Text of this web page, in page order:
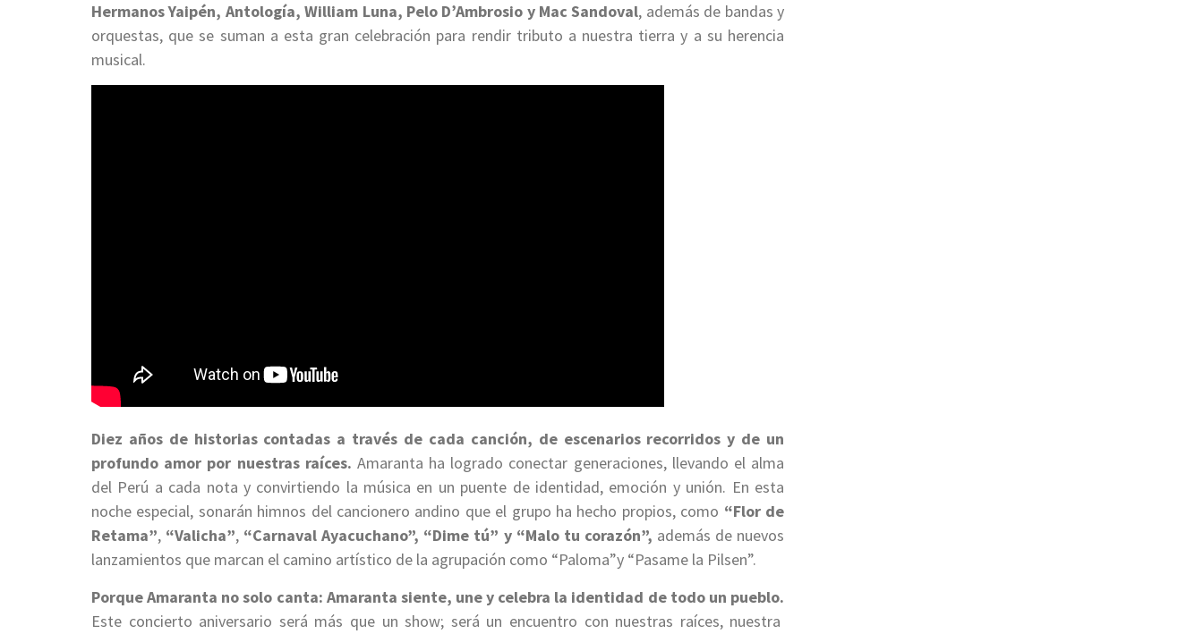
Hermanos Yaipén, Antología, William Luna, Pelo D’Ambrosio y Mac Sandoval, además de bandas y
orquestas, que se suman a esta gran celebración para rendir tributo a nuestra tierra y a su herencia
musical.
Diez años de historias contadas a través de cada canción, de escenarios recorridos y de un
profundo amor por nuestras raíces. Amaranta ha logrado conectar generaciones, llevando el alma
del Perú a cada nota y convirtiendo la música en un puente de identidad, emoción y unión. En esta
noche especial, sonarán himnos del cancionero andino que el grupo ha hecho propios, como “Flor de
Retama”, “Valicha”, “Carnaval Ayacuchano”, “Dime tú” y “Malo tu corazón”, además de nuevos
lanzamientos que marcan el camino artístico de la agrupación como “Paloma”y “Pasame la Pilsen”.
Porque Amaranta no solo canta: Amaranta siente, une y celebra la identidad de todo un pueblo.
Este concierto aniversario será más que un show; será un encuentro con nuestras raíces, nuestra